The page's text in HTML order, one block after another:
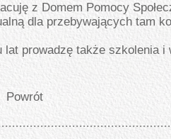
z Domem Pomocy
dla przebywających tam
lat prowadzę także szkolenia
Powrót